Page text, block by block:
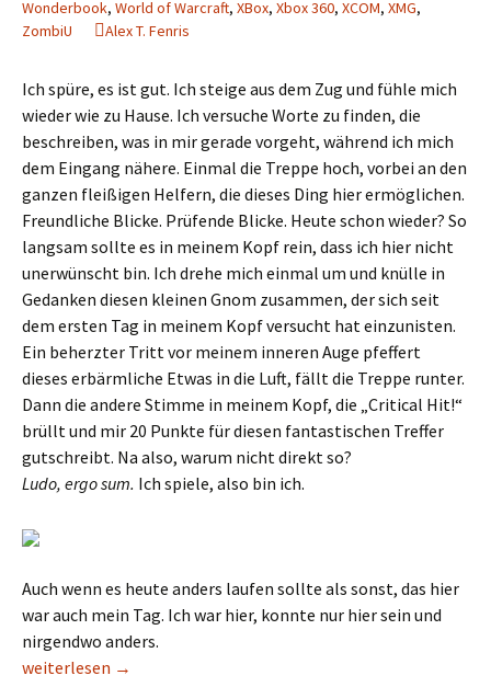
Wonderbook, World of Warcraft, XBox, Xbox 360, XCOM, XMG,
ZombiU
Alex T. Fenris
Ich spüre, es ist gut. Ich steige aus dem Zug und fühle mich
wieder wie zu Hause. Ich versuche Worte zu finden, die
beschreiben, was in mir gerade vorgeht, während ich mich
dem Eingang nähere. Einmal die Treppe hoch, vorbei an den
ganzen fleißigen Helfern, die dieses Ding hier ermöglichen.
Freundliche Blicke. Prüfende Blicke. Heute schon wieder? So
langsam sollte es in meinem Kopf rein, dass ich hier nicht
unerwünscht bin. Ich drehe mich einmal um und knülle in
Gedanken diesen kleinen Gnom zusammen, der sich seit
dem ersten Tag in meinem Kopf versucht hat einzunisten.
Ein beherzter Tritt vor meinem inneren Auge pfeffert
dieses erbärmliche Etwas in die Luft, fällt die Treppe runter.
Dann die andere Stimme in meinem Kopf, die „Critical Hit!“
brüllt und mir 20 Punkte für diesen fantastischen Treffer
gutschreibt. Na also, warum nicht direkt so?
Ludo, ergo sum. Ich spiele, also bin ich.
Auch wenn es heute anders laufen sollte als sonst, das hier
war auch mein Tag. Ich war hier, konnte nur hier sein und
nirgendwo anders.
gamescom 2012 – Zweiter Tag: Ausbruch aus der Routine
weiterlesen →